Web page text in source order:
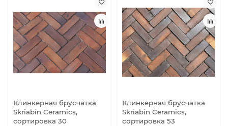
Клинкерная брусчатка
Skriabin Ceramics,
сортировка 30
Клинкерная брусчатка
Skriabin Ceramics,
сортировка 53